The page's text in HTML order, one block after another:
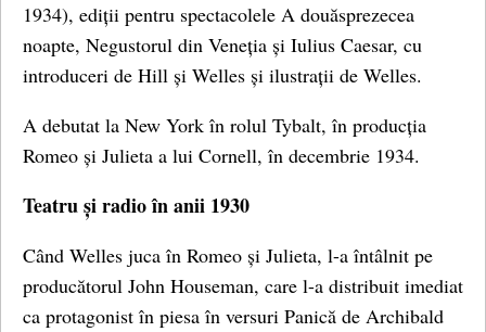
1934), ediții pentru spectacolele A douăsprezecea
noapte, Negustorul din Veneția și Iulius Caesar, cu
introduceri de Hill și Welles și ilustrații de Welles.
A debutat la New York în rolul Tybalt, în producția
Romeo și Julieta a lui Cornell, în decembrie 1934.
Teatru și radio în anii 1930
Când Welles juca în Romeo și Julieta, l-a întâlnit pe
producătorul John Houseman, care l-a distribuit imediat
ca protagonist în piesa în versuri Panică de Archibald